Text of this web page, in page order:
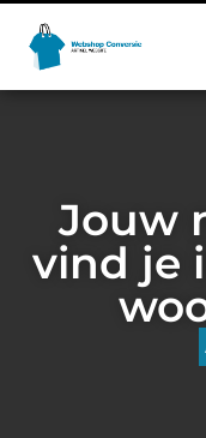
Jouw
vind je